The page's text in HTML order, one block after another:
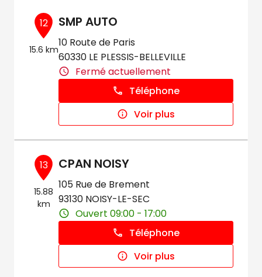
12
15.6 km
SMP AUTO
10 Route de Paris
60330 LE PLESSIS-BELLEVILLE
Fermé actuellement
Téléphone
Voir plus
13
15.88
km
CPAN NOISY
105 Rue de Brement
93130 NOISY-LE-SEC
Ouvert 09:00 - 17:00
Téléphone
Voir plus